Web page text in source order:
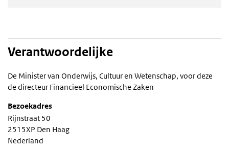
Verantwoordelijke
De Minister van Onderwijs, Cultuur en Wetenschap, voor deze
de directeur Financieel Economische Zaken
Bezoekadres
Rijnstraat 50
2515XP Den Haag
Nederland